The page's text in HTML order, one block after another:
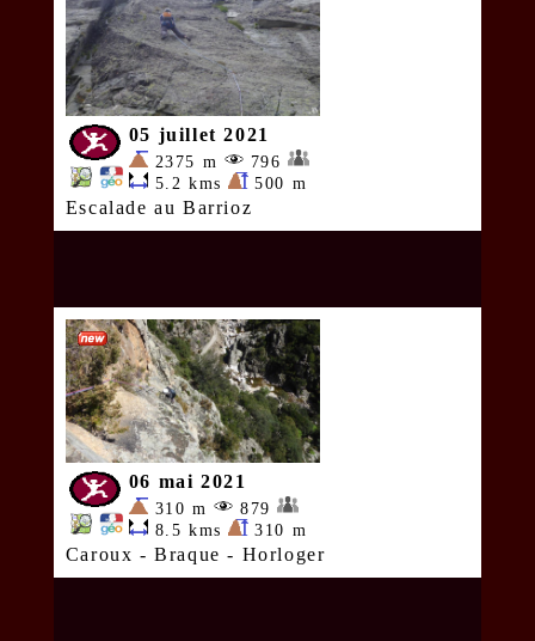
05 juillet 2021
2375 m
796
5.2 kms
500 m
Escalade au Barrioz
06 mai 2021
310 m
879
8.5 kms
310 m
Caroux - Braque - Horloger